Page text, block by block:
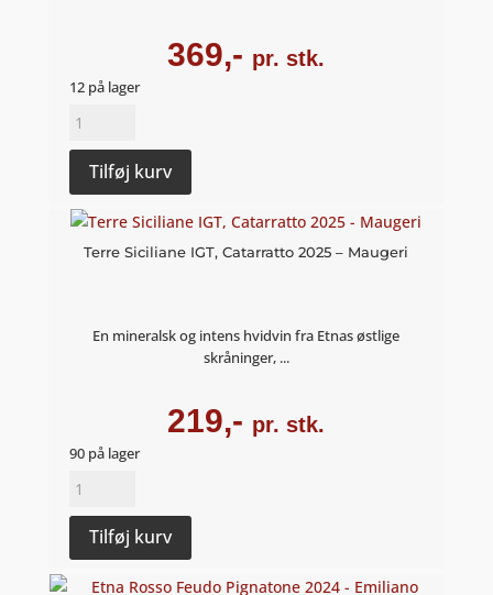
369,- pr. stk.
12 på lager
Etna
Superiore
Frontebosco
2023
Tilføj kurv
Terre Siciliane IGT, Catarratto 2025 – Maugeri
En mineralsk og intens hvidvin fra Etnas østlige
skråninger, ...
219,- pr. stk.
90 på lager
Terre
IGT,
Catarratto
2025
Tilføj kurv